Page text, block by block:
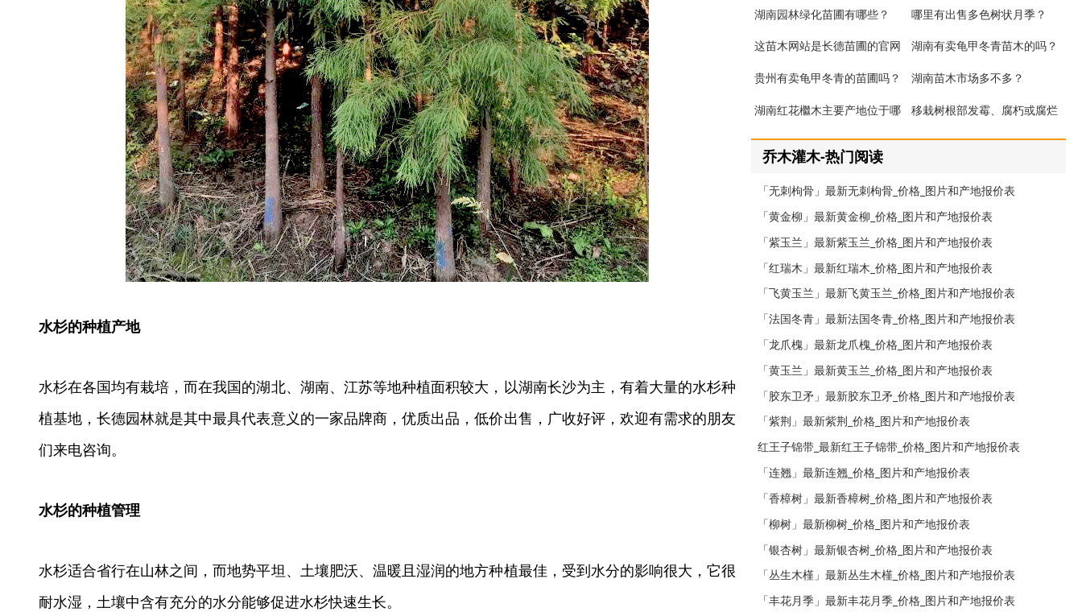
水杉的种植产地
水杉在各国均有栽培，而在我国的湖北、湖南、江苏等地种植面积较大，以湖南长沙为主，有着大量的水杉种
植基地，长德园林就是其中最具代表意义的一家品牌商，优质出品，低价出售，广收好评，欢迎有需求的朋友
们来电咨询。
水杉的种植管理
水杉适合省行在山林之间，而地势平坦、土壤肥沃、温暖且湿润的地方种植最佳，受到水分的影响很大，它很
耐水湿，土壤中含有充分的水分能够促进水杉快速生长。
湖南园林绿化苗圃有哪些？ 哪里有出售多色树状月季？
这苗木网站是长德苗圃的官网
湖南有卖龟甲冬青苗木的吗？
贵州有卖龟甲冬青的苗圃吗？ 湖南苗木市场多不多？
湖南红花檵木主要产地位于哪
移栽树根部发霉、腐朽或腐烂
乔木灌木-热门阅读
「无刺枸骨」最新无刺枸骨_价格_图片和产地报价表
「黄金柳」最新黄金柳_价格_图片和产地报价表
「紫玉兰」最新紫玉兰_价格_图片和产地报价表
「红瑞木」最新红瑞木_价格_图片和产地报价表
「飞黄玉兰」最新飞黄玉兰_价格_图片和产地报价表
「法国冬青」最新法国冬青_价格_图片和产地报价表
「龙爪槐」最新龙爪槐_价格_图片和产地报价表
「黄玉兰」最新黄玉兰_价格_图片和产地报价表
「胶东卫矛」最新胶东卫矛_价格_图片和产地报价表
「紫荆」最新紫荆_价格_图片和产地报价表
红王子锦带_最新红王子锦带_价格_图片和产地报价表
「连翘」最新连翘_价格_图片和产地报价表
「香樟树」最新香樟树_价格_图片和产地报价表
「柳树」最新柳树_价格_图片和产地报价表
「银杏树」最新银杏树_价格_图片和产地报价表
「丛生木槿」最新丛生木槿_价格_图片和产地报价表
「丰花月季」最新丰花月季_价格_图片和产地报价表